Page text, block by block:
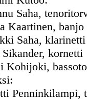
Saha,
Kaartinen, banjo
Saha, klarinetti
Sikander, kornetti
Kohijoki,
Penninkilampi,